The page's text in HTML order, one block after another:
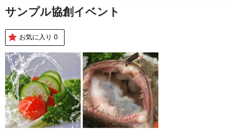
政治・経済チャンネル
文化・伝統チャンネル
サンプル協創イベント
お気に入り 0